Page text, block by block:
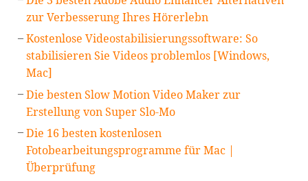
zur Verbesserung Ihres Hörerlebn
Kostenlose Videostabilisierungssoftware: So
stabilisieren Sie Videos problemlos [Windows,
Mac]
Die besten Slow Motion Video Maker zur
Erstellung von Super Slo-Mo
Die 16 besten kostenlosen
Fotobearbeitungsprogramme für Mac |
Überprüfung